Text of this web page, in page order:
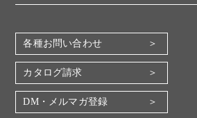
機器・消耗品
会社概要
地図・アクセス（本社）
IR情報
電子公告
各種お問い合わせ
カタログ請求
DM・メルマガ登録